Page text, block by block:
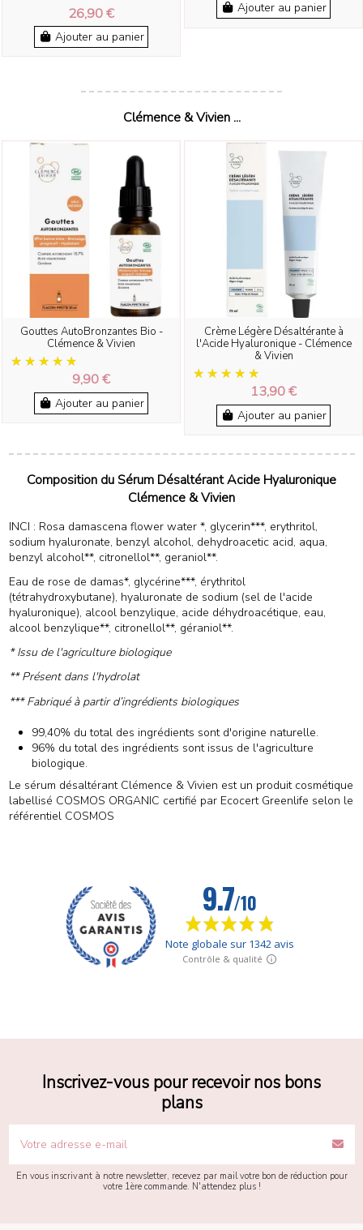
26,90 €
Ajouter au panier
Ajouter au panier
Clémence & Vivien ...
Gouttes AutoBronzantes Bio -
Clémence & Vivien
9,90 €
Ajouter au panier
Crème Légère Désaltérante à
l'Acide Hyaluronique - Clémence
& Vivien
13,90 €
Ajouter au panier
Composition du Sérum Désaltérant Acide Hyaluronique
Clémence & Vivien
INCI : Rosa damascena flower water *, glycerin***, erythritol,
sodium hyaluronate, benzyl alcohol, dehydroacetic acid, aqua,
benzyl alcohol**, citronellol**, geraniol**.
Eau de rose de damas*, glycérine***, érythritol
(tétrahydroxybutane), hyaluronate de sodium (sel de l'acide
hyaluronique), alcool benzylique, acide déhydroacétique, eau,
alcool benzylique**, citronellol**, géraniol**.
* Issu de l'agriculture biologique
** Présent dans l'hydrolat
*** Fabriqué à partir d’ingrédients biologiques
99,40% du total des ingrédients sont d'origine naturelle.
96% du total des ingrédients sont issus de l'agriculture
biologique.
Le sérum désaltérant Clémence & Vivien est un produit cosmétique
labellisé COSMOS ORGANIC certifié par Ecocert Greenlife selon le
référentiel COSMOS
Inscrivez-vous pour recevoir nos bons
plans
En vous inscrivant à notre newsletter, recevez par mail votre bon de réduction pour
votre 1ère commande. N'attendez plus !